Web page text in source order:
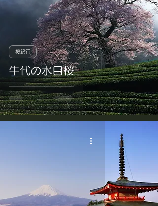
牛代の水目桜
桜紀行